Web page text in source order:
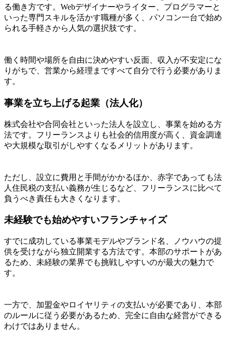
る働き方です。Webデザイナーやライター、プログラマーと
いった専門スキルを活かす職種が多く、パソコン一台で始め
られる手軽さから人気の選択肢です。
働く時間や場所を自由に決めやすい反面、収入が不安定にな
りがちで、営業から経理まですべて自分で行う必要がありま
す。
事業を立ち上げる起業（法人化）
株式会社や合同会社といった法人を設立し、事業を始める方
法です。フリーランスよりも社会的信用度が高く、資金調達
や大規模な取引がしやすくなるメリットがあります。
ただし、設立に費用と手間がかかるほか、赤字であっても法
人住民税の支払い義務が生じるなど、フリーランスに比べて
負うべき責任も大きくなります。
未経験でも始めやすいフランチャイズ
すでに成功している事業モデルやブランド名、ノウハウの提
供を受けながら独立開業する方法です。本部のサポートがあ
るため、未経験の業界でも挑戦しやすいのが最大の魅力で
す。
一方で、加盟金やロイヤリティの支払いが必要であり、本部
のルールに従う必要があるため、完全に自由な経営ができる
わけではありません。